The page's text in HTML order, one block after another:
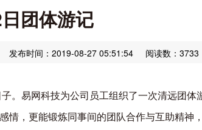
团体游记
发布时间：2019-08-27 05:51:54 阅读数：3733
。易网科技为公司员工组织了一次清远团体
，更能锻炼同事间的团队合作与互助精神